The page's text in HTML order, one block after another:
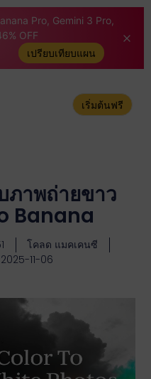
Pro, Gemini 3 Pro,
OFF
เปรียบเทียบแผน
เริ่มต้นฟรี
ภาพถ่ายขาว
Banana
โคลด แมคเคนซี
11-06